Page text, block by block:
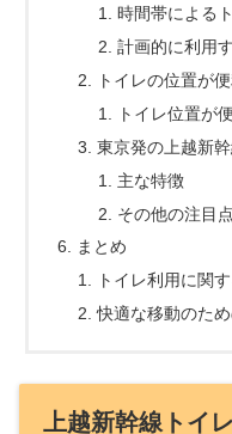
時間帯による
計画的に利用
トイレの位置が
トイレ位置が
東京発の上越新
主な特徴
その他の注目点
まとめ
トイレ利用に関
快適な移動のた
上越新幹線トイ